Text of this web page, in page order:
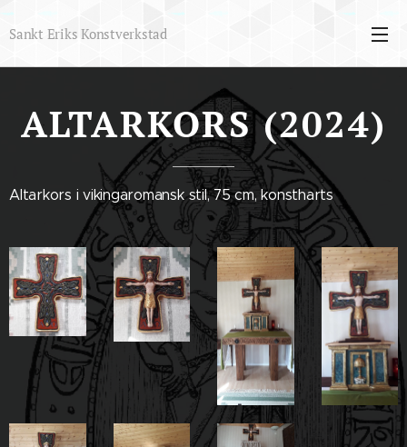
Sankt Eriks Konstverkstad
ALTARKORS (2024)
Altarkors i vikingaromansk stil, 75 cm, konstharts